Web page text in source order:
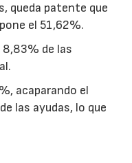
queda patente que
el 51,62%.
8,83% de las
acaparando el
las ayudas, lo que